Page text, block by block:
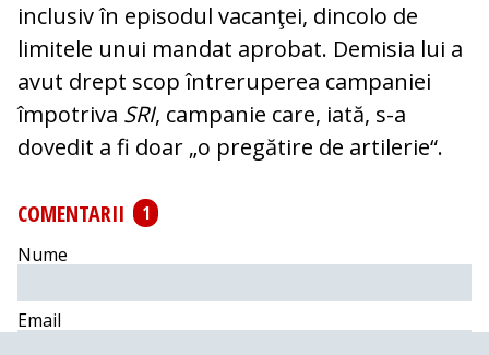
inclusiv în episodul vacanţei, dincolo de
limitele unui mandat aprobat. Demisia lui a
avut drept scop întreruperea campaniei
împotriva SRI, campanie care, iată, s-a
dovedit a fi doar „o pregătire de artilerie“.
COMENTARII
1
Nume
Email